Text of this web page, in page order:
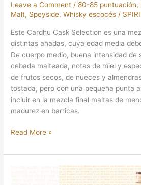
Leave a Comment /80-85 puntuación,
Malt, Speyside,Whisky escocés /
Este Cardhu Cask Selection es una
distintas añadas, cuya edad media
De cuerpo medio, buena intensidad de
cebada malteada, notas de miel y
de frutos secos, de nueces y
tostada, pero con una pequeña punta
incluir en la mezcla final maltas de
madurez en barricas.
Read More »